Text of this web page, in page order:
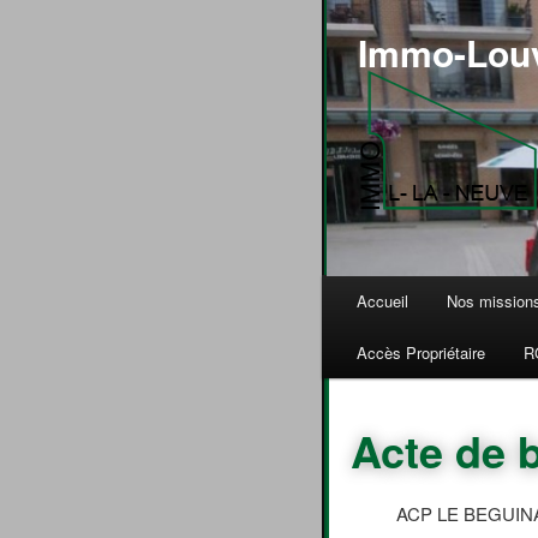
Immo-
Menu principal
Aller au contenu
Aller au contenu
Accueil Nos
Accès Propriétaire
Acte de
ACP LE